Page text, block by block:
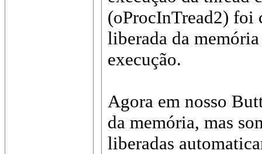
(oProcInTread2) foi
liberada da
execução.
Agora em nosso
da memória, mas
liberadas